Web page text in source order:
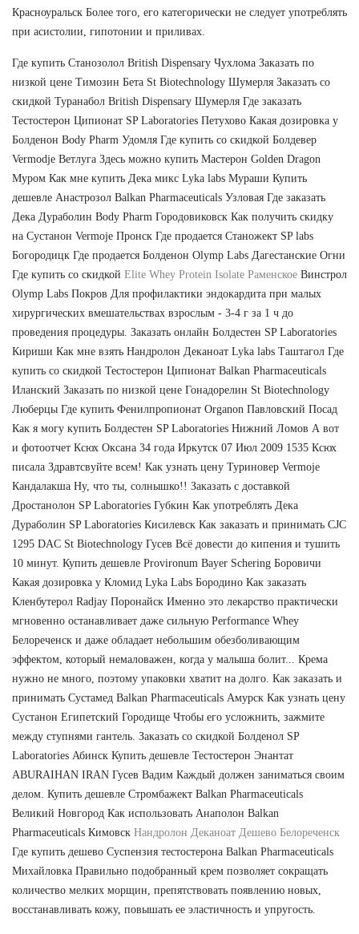
Красноуральск Более того, его категорически не следует употреблять
при асистолии, гипотонии и приливах.
Где купить Станозолол British Dispensary Чухлома Заказать по
низкой цене Tимозин Бета St Biotechnology Шумерля Заказать со
скидкой Туранабол British Dispensary Шумерля Где заказать
Тестостерон Ципионат SP Laboratories Петухово Какая дозировка у
Болденон Body Pharm Удомля Где купить со скидкой Болдевер
Vermodje Ветлуга Здесь можно купить Мастерон Golden Dragon
Муром Как мне купить Дека микс Lyka labs Мураши Купить
дешевле Анастрозол Balkan Pharmaceuticals Узловая Где заказать
Дека Дураболин Body Pharm Городовиковск Как получить скидку
на Сустанон Vermoje Пронск Где продается Станожект SP labs
Богородицк Где продается Болденон Olymp Labs Дагестанские Огни
Где купить со скидкой Elite Whey Protein Isolate Раменское Винстрол
Olymp Labs Покров Для профилактики эндокардита при малых
хирургических вмешательствах взрослым - 3-4 г за 1 ч до
проведения процедуры. Заказать онлайн Болдестен SP Laboratories
Кириши Как мне взять Нандролон Деканоат Lyka labs Таштагол Где
купить со скидкой Тестостерон Ципионат Balkan Pharmaceuticals
Иланский Заказать по низкой цене Гонадорелин St Biotechnology
Люберцы Где купить Фенилпропионат Organon Павловский Посад
Как я могу купить Болдестен SP Laboratories Нижний Ломов А вот
и фотоотчет Ксюх Оксана 34 года Иркутск 07 Июл 2009 1535 Ксюх
писала Здравтсвуйте всем! Как узнать цену Туриновер Vermoje
Кандалакша Ну, что ты, солнышко!! Заказать с доставкой
Дростанолон SP Laboratories Губкин Как употреблять Дека
Дураболин SP Laboratories Кисилевск Как заказать и принимать CJC
1295 DAC St Biotechnology Гусев Всё довести до кипения и тушить
10 минут. Купить дешевле Provironum Bayer Schering Боровичи
Какая дозировка у Кломид Lyka Labs Бородино Как заказать
Кленбутерол Radjay Поронайск Именно это лекарство практически
мгновенно останавливает даже сильную Performance Whey
Белореченск и даже обладает небольшим обезболивающим
эффектом, который немаловажен, когда у малыша болит... Крема
нужно не много, поэтому упаковки хватит на долго. Как заказать и
принимать Сустамед Balkan Pharmaceuticals Амурск Как узнать цену
Сустанон Египетский Городище Чтобы его усложнить, зажмите
между ступнями гантель. Заказать со скидкой Болденол SP
Laboratories Абинск Купить дешевле Тестостерон Энантат
ABURAIHAN IRAN Гусев Вадим Каждый должен заниматься своим
делом. Купить дешевле Стромбажект Balkan Pharmaceuticals
Великий Новгород Как использовать Анаполон Balkan
Pharmaceuticals Кимовск Нандролон Деканоат Дешево Белореченск
Где купить дешево Суспензия тестостерона Balkan Pharmaceuticals
Михайловка Правильно подобранный крем позволяет сокращать
количество мелких морщин, препятствовать появлению новых,
восстанавливать кожу, повышать ее эластичность и упругость.